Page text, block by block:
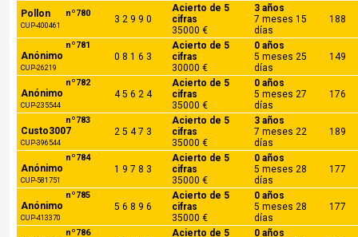
nº780
Pollon
CUP-400461
3 2 9 9 0
Acierto de 5
cifras
35000 €
3 años
7 meses 15
días
188
nº781
Anónimo
CUP-26219
0 8 1 6 3
Acierto de 5
cifras
30000 €
0 años
5 meses 25
días
149
nº782
Anónimo
CUP-235544
4 5 6 2 4
Acierto de 5
cifras
35000 €
0 años
5 meses 27
días
176
nº783
Custo3007
CUP-396544
2 5 4 7 3
Acierto de 5
cifras
35000 €
3 años
7 meses 22
días
189
nº784
Anónimo
CUP-581751
1 9 7 8 3
Acierto de 5
cifras
35000 €
0 años
5 meses 28
días
177
nº785
Anónimo
CUP-413370
5 6 8 9 6
Acierto de 5
cifras
35000 €
0 años
5 meses 28
días
177
nº786
Acierto de 5
0 años